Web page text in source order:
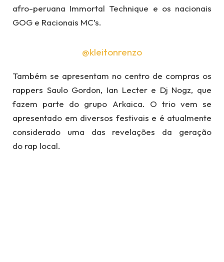
afro-peruana Immortal Technique e os nacionais
GOG e Racionais MC’s.
@kleitonrenzo
Também se apresentam no centro de compras os
rappers Saulo Gordon, Ian Lecter e Dj Nogz, que
fazem parte do grupo Arkaica. O trio vem se
apresentado em diversos festivais e é atualmente
considerado uma das revelações da geração
do rap local.